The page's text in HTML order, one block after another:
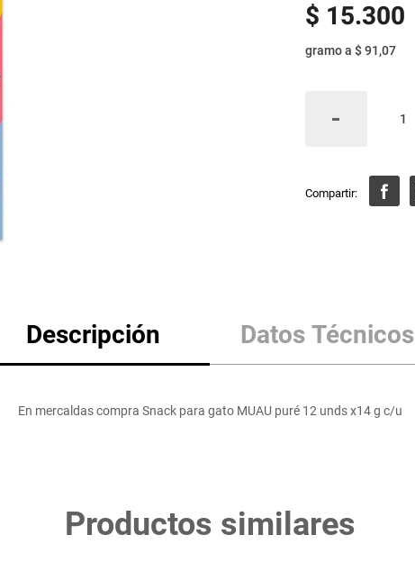
$ 15.300
gramoa $ 91,07
Descripción Datos Técnicos
En mercaldas compra Snack para gato MUAU puré 12 unds x14 g c/u
Productos similares